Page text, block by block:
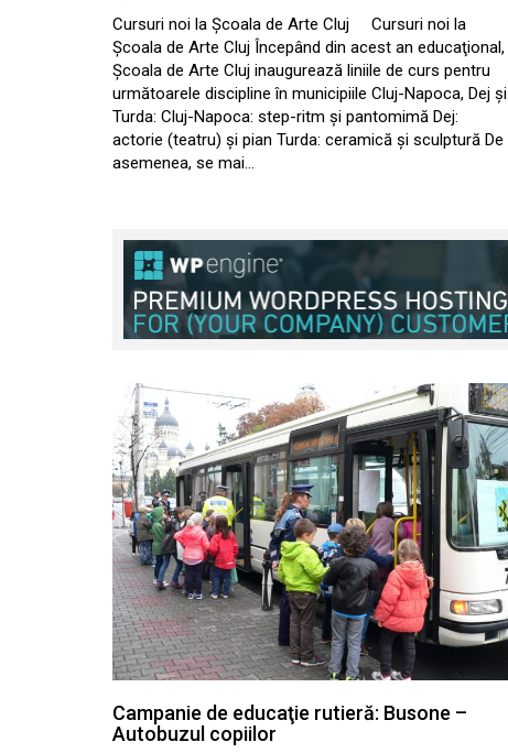
Cursuri noi la Şcoala de Arte Cluj Cursuri noi la
Şcoala de Arte Cluj Începând din acest an educaţional,
Şcoala de Arte Cluj inaugurează liniile de curs pentru
următoarele discipline în municipiile Cluj-Napoca, Dej şi
Turda: Cluj-Napoca: step-ritm şi pantomimă Dej:
actorie (teatru) şi pian Turda: ceramică şi sculptură De
asemenea, se mai…
Campanie de educaţie rutieră: Busone –
Autobuzul copiilor